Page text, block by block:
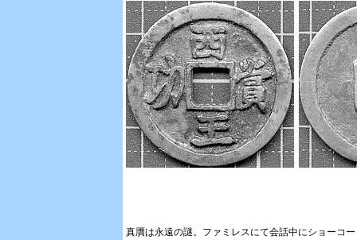
真贋は永遠の謎。ファミレスにて会話中にショーコ